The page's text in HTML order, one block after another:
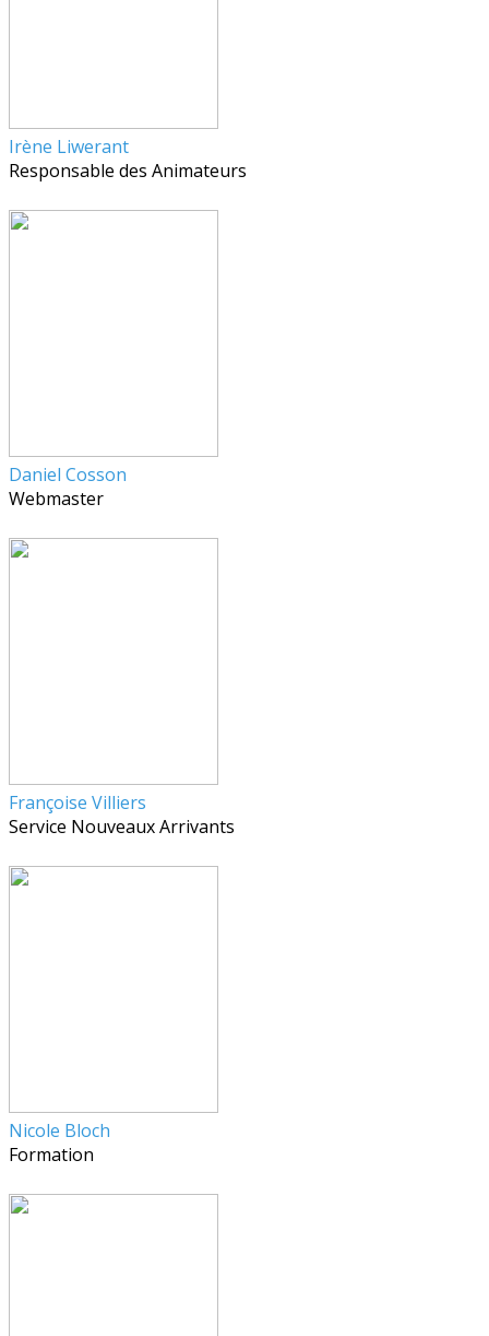
Irène Liwerant
Responsable des Animateurs
Daniel Cosson
Webmaster
Françoise Villiers
Service Nouveaux Arrivants
Nicole Bloch
Formation